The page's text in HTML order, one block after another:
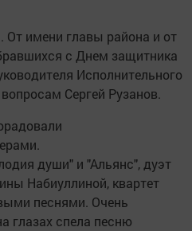
От имени главы района и от
с Днем защитника
Исполнительного
Сергей Рузанов.
души" и "Альянс", дуэт
Набиуллиной, квартет
песнями. Очень
глазах спела песню